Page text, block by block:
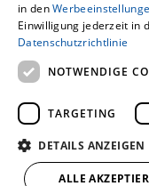
MEHR ZUM
in den
Einwilligung jederzeit in
Datenschutzrichtlinie
NOTWENDIGE
TARGETING
DETAILS ANZEIGEN
ALLE